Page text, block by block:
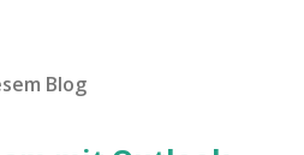
Blog